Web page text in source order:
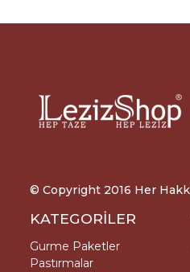
© Copyright 2016 Her Hakkı
KATEGORİLER
Gurme Paketler
Pastırmalar